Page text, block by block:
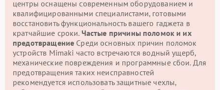
центры оснащены современным оборудованием и
квалифицированными специалистами, готовыми
восстановить функциональность вашего гаджета в
кратчайшие сроки. Частые причины поломок и их
предотвращение Среди основных причин поломок
устройств Mimaki часто встречаются водный ущерб,
механические повреждения и программные сбои. Для
предотвращения таких неисправностей
рекомендуется использовать защитные чехлы,